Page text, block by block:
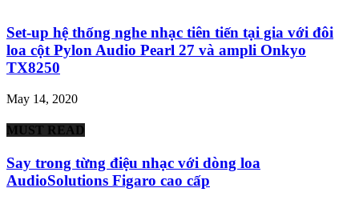
Set-up hệ thống nghe nhạc tiên tiến tại gia với đôi
loa cột Pylon Audio Pearl 27 và ampli Onkyo
TX8250
May 14, 2020
MUST READ
Say trong từng điệu nhạc với dòng loa
AudioSolutions Figaro cao cấp